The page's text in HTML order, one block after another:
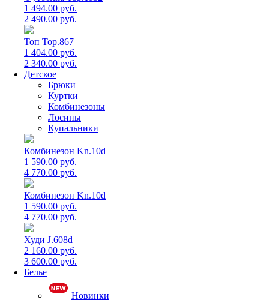
1 494.00 руб.
2 490.00 руб.
Топ Top.867
1 404.00 руб.
2 340.00 руб.
Детское
Брюки
Куртки
Комбинезоны
Лосины
Купальники
Комбинезон Kn.10d
1 590.00 руб.
4 770.00 руб.
Комбинезон Kn.10d
1 590.00 руб.
4 770.00 руб.
Худи J.608d
2 160.00 руб.
3 600.00 руб.
Белье
Новинки